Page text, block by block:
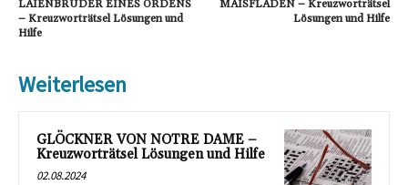
LAIENBRUDER EINES ORDENS
– Kreuzworträtsel Lösungen und
Hilfe
MAISFLADEN – Kreuzworträtsel
Lösungen und Hilfe
Weiterlesen
GLÖCKNER VON NOTRE DAME –
Kreuzworträtsel Lösungen und Hilfe
02.08.2024